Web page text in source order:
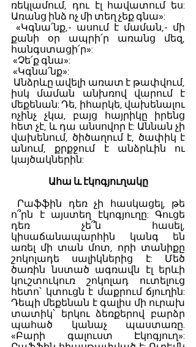
ռեկլամում, դու էլ հավատում ես:
Առանց ինձ ոչ մի տեղ չեք գնա»:
քանի օր ապրի՛ր առանց մեզ,
հանգստացի՛ր»:
«Չե՛ք գնա»:
«Կգնա՛նք»:
իսկ մաման անխռով վարում է
մեքենան: Դե, իհարկե, վախենալու
ոչինչ չկա, բայց հայրիկը իրենց
հետ չէ, և դա անսովոր է: Աննան չի
վախենում, ծիծաղում է, ծափիկ է
անում, քրքջում է անձրևին ու
կայծակներին:
Ահա և էկոգյուղակը
ո՞րն է այստեղ էկոգյուղը: Գուցե
դեռ չե՞ն հասել,
կիսաճանապարհին կանգ են
առել մի տան մոտ, որի տանիքը
շոկոլադե սալիկներից է: Մեծ
ծառին նստած ագռավն էլ երևի
կուշտուկուռ շոկոլադ ուտելուց
հետո՝ կտուցն է մաքրում ճյուղին:
Դեպի մեքենան է գալիս մի ուրախ
տատիկ՝ երկու ձեռքերով բարձր
պահած կանաչ պաստառը.
«Բարի գալուստ Էկոգյուղ»: